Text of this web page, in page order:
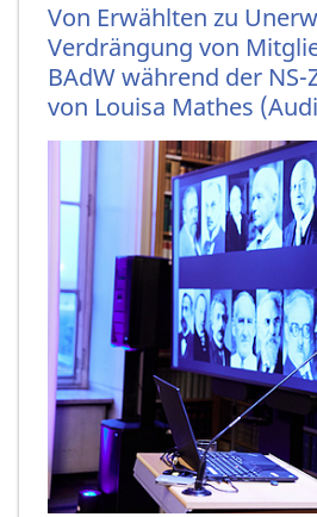
Von Erwählten zu
Verdrängung von
BAdW während der NS-
von Louisa Mathes